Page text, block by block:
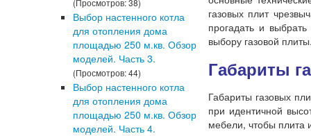
(Просмотров: 38)
Выбор настенного котла
для отопления дома
площадью 250 м.кв. Обзор
моделей. Часть 3.
(Просмотров: 44)
Выбор настенного котла
для отопления дома
площадью 250 м.кв. Обзор
моделей. Часть 4.
газовых плит
прогадать и
выбору газовой
Габариты
Габариты газовых
при идентичной
мебели, чтобы плита